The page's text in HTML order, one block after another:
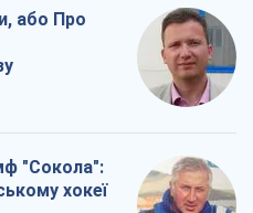
або Про
"Сокола":
хокеї